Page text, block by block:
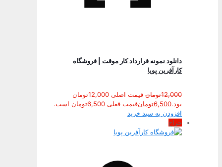
دانلود نمونه قرارداد کار موقت | فروشگاه
کارآفرین پویا
12,000تومان
قیمت اصلی 12,000تومان
بود.6,500تومانقیمت فعلی 6,500تومان است.
افزودن به سبد خرید
حراج